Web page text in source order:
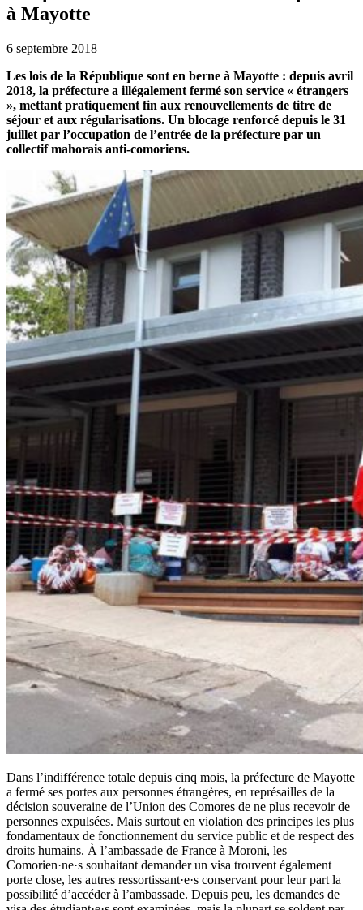
à Mayotte
6 septembre 2018
Les lois de la République sont en berne à Mayotte : depuis avril
2018, la préfecture a illégalement fermé son service « étrangers
», mettant pratiquement fin aux renouvellements de titre de
séjour et aux régularisations. Un blocage renforcé depuis le 31
juillet par l’occupation de l’entrée de la préfecture par un
collectif mahorais anti-comoriens.
Dans l’indifférence totale depuis cinq mois, la préfecture de Mayotte
a fermé ses portes aux personnes étrangères, en représailles de la
décision souveraine de l’Union des Comores de ne plus recevoir de
personnes expulsées. Mais surtout en violation des principes les plus
fondamentaux de fonctionnement du service public et de respect des
droits humains. À l’ambassade de France à Moroni, les
Comorien·ne·s souhaitant demander un visa trouvent également
porte close, les autres ressortissant·e·s conservant pour leur part la
possibilité d’accéder à l’ambassade. Depuis peu, les demandes de